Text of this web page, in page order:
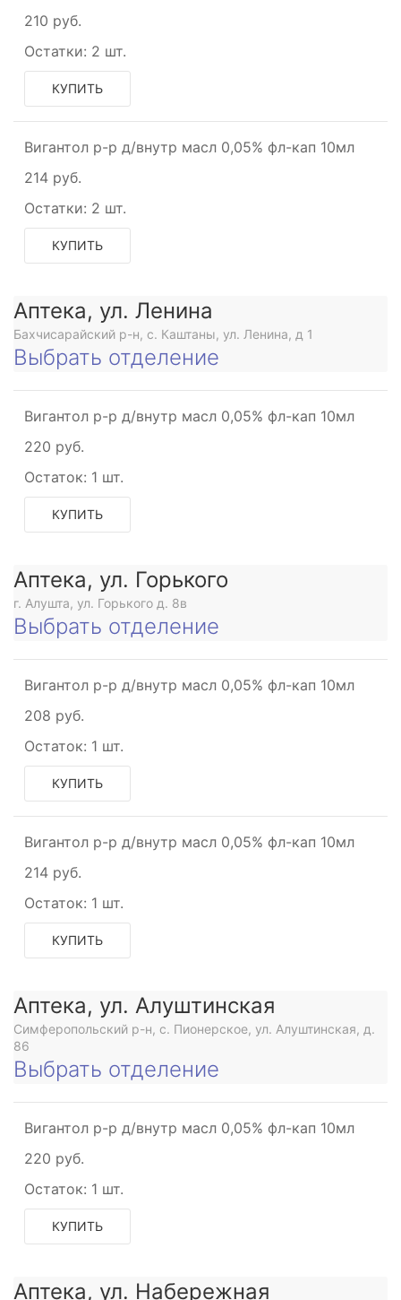
210 руб.
Остатки: 2 шт.
КУПИТЬ
Вигантол р-р д/внутр масл 0,05% фл-кап 10мл
214 руб.
Остатки: 2 шт.
КУПИТЬ
Аптека, ул. Ленина
Бахчисарайский р-н, с. Каштаны, ул. Ленина, д 1
Выбрать отделение
Вигантол р-р д/внутр масл 0,05% фл-кап 10мл
220 руб.
Остаток: 1 шт.
КУПИТЬ
Аптека, ул. Горького
г. Алушта, ул. Горького д. 8в
Выбрать отделение
Вигантол р-р д/внутр масл 0,05% фл-кап 10мл
208 руб.
Остаток: 1 шт.
КУПИТЬ
Вигантол р-р д/внутр масл 0,05% фл-кап 10мл
214 руб.
Остаток: 1 шт.
КУПИТЬ
Аптека, ул. Алуштинская
Симферопольский р-н, с. Пионерское, ул. Алуштинская, д.
86
Выбрать отделение
Вигантол р-р д/внутр масл 0,05% фл-кап 10мл
220 руб.
Остаток: 1 шт.
КУПИТЬ
Аптека, ул. Набережная